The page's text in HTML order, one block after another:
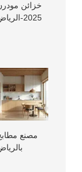
خزائن
2025-الرياض
مصنع